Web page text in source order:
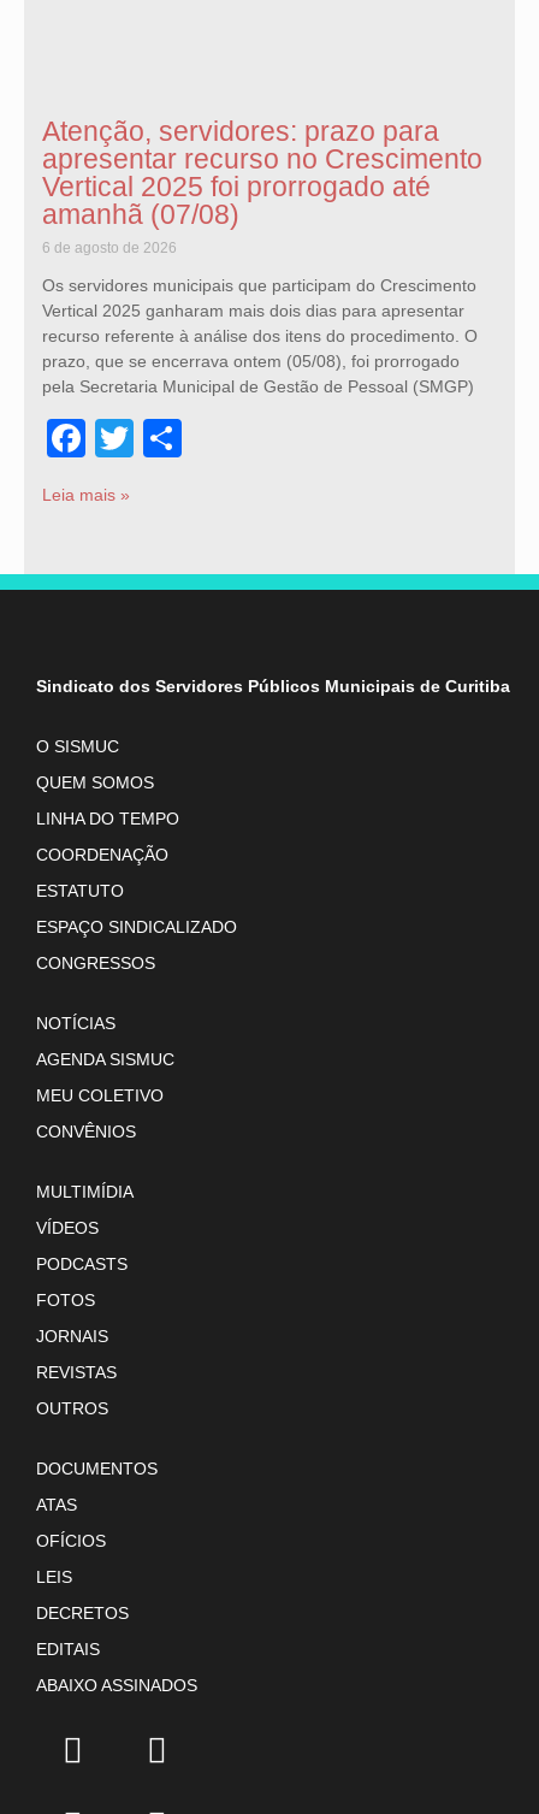
Atenção, servidores: prazo para
apresentar recurso no Crescimento
Vertical 2025 foi prorrogado até
amanhã (07/08)
6 de agosto de 2026
Os servidores municipais que participam do Crescimento
Vertical 2025 ganharam mais dois dias para apresentar
recurso referente à análise dos itens do procedimento. O
prazo, que se encerrava ontem (05/08), foi prorrogado
pela Secretaria Municipal de Gestão de Pessoal (SMGP)
Facebook
Twitter
Leia mais »
Sindicato dos Servidores Públicos Municipais de Curitiba
O SISMUC
QUEM SOMOS
LINHA DO TEMPO
COORDENAÇÃO
ESTATUTO
ESPAÇO SINDICALIZADO
CONGRESSOS
NOTÍCIAS
AGENDA SISMUC
MEU COLETIVO
CONVÊNIOS
MULTIMÍDIA
VÍDEOS
PODCASTS
FOTOS
JORNAIS
REVISTAS
OUTROS
DOCUMENTOS
ATAS
OFÍCIOS
LEIS
DECRETOS
EDITAIS
ABAIXO ASSINADOS